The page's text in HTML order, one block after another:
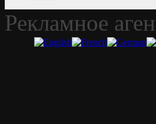
Рекламное